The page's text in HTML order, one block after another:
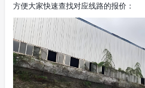
方便大家快速查找对应线路的报价：